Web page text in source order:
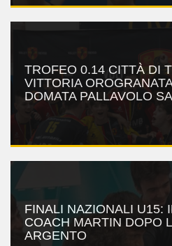
TROFEO 0.14 CITTÀ DI
VITTORIA
DOMATA PALLAVOLO
FINALI NAZIONALI U15:
COACH MARTIN DOPO
ARGENTO